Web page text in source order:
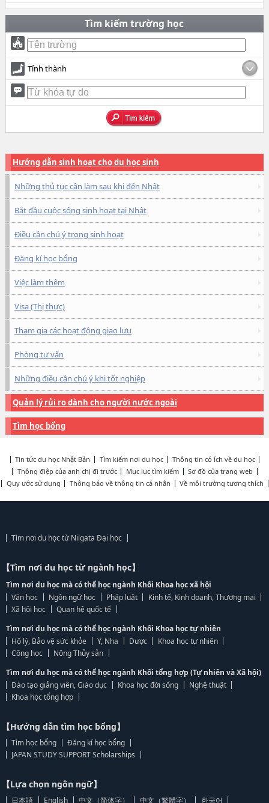
Tìm kiếm trường học
Tỉnh thành
Hướng dẫn sinh hoạt cho du học sinh
Những thủ tục cần làm sau khi đến Nhật
Bắt đầu cuộc sống sinh hoạt tại Nhật
Điều cần chú ý trong sinh hoạt
Đăng kí học bổng
Việc làm thêm
Visa (Thị thực)
Tham gia các hoạt động giao lưu
Phòng tư vấn
Những điều cần chú ý khi tốt nghiệp
Quản lý rủi ro dành cho người nước ngoài
Tìm học bổng
Tin tức du học Nhật Bản Tìm kiếm nơi du học
Thông tin có ích về du học
Thông điệp của anh chị đi trước
Mục lục tìm kiếm
Sơ đồ của trang web
Quy ước sử dụng
Thông báo về thông tin cá nhân Về môi trường tương thích
Tìm nơi du học từ Niigata Đại học
【Tìm nơi du học từ ngành học】
Tìm nơi du học mà có thể học ngành Khối Khoa học xã hội
Văn học
Ngôn ngữ học Pháp luật
Kinh tế, Kinh doanh, Thương mại
Xã hội học
Quan hệ quốc tế
Tìm nơi du học mà có thể học ngành Khối Khoa học tự nhiên
Hộ lý, Bảo vệ sức khỏe
Y, Nha Dược
Khoa học tự nhiên
Công học
Nông Thủy sản
Tìm nơi du học mà có thể học ngành Khối tổng hợp (Tự nhiên và Xã hội)
Đào tạo giảng viên, Giáo dục
Khoa học đời sống
Nghệ thuật
Khoa học tổng hợp
【Hướng dẫn tìm học bổng】
Tìm học bổng
Đăng kí học bổng
JAPAN STUDY SUPPORT Scholarships
【Lựa chọn ngôn ngữ】
日本語 English 中文（简体字） 中文（繁體字） 한국어